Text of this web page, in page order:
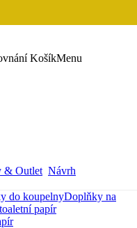
KošíkMenu
& Outlet Návrh
do koupelnyDoplňky na
papír